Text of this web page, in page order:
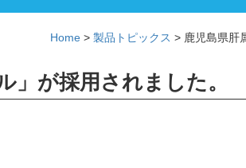
Home > 製品トピックス > 鹿児島県肝
」が採用されました。